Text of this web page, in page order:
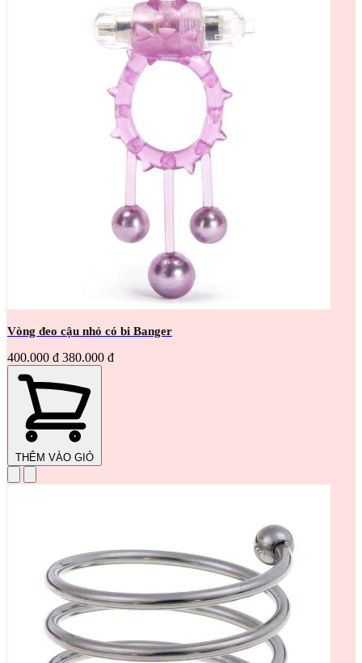
Vòng đeo cậu nhỏ có bi Banger
400.000 đ 380.000 đ
THÊM VÀO GIỎ